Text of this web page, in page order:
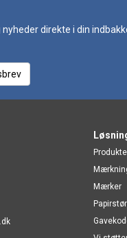
nyheder direkte i din
Mærker